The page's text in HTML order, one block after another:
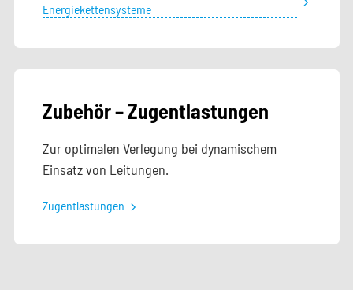
Energiekettensysteme
Zubehör – Zugentlastungen
Zur optimalen Verlegung bei dynamischem
Einsatz von Leitungen.
Zugentlastungen